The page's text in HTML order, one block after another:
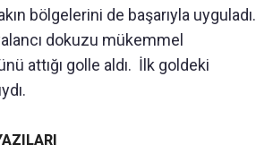
bölgelerini de başarıyla uyguladı.
dokuzu mükemmel
attığı golle aldı. İlk goldeki